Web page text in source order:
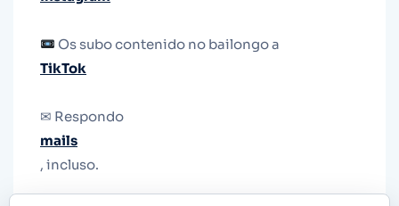
Os subo contenido no bailongo a
TikTok
✉ Respondo
mails
, incluso.